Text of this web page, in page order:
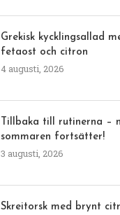
Grekisk kycklingsallad
fetaost och citron
4 augusti, 2026
Tillbaka till rutinerna –
sommaren fortsätter!
3 augusti, 2026
Skreitorsk med brynt